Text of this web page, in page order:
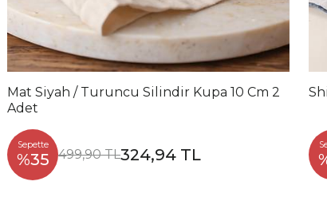
Mat Siyah / Turuncu Silindir Kupa 10 Cm 2
Adet
Sepette
%35 499,90 TL324,94 TL